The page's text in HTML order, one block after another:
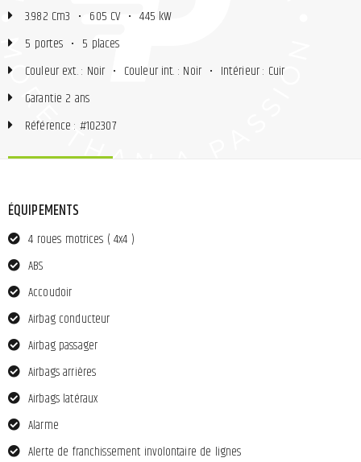
3.982 Cm3 • 605 CV • 445 kW
5 portes • 5 places
Couleur ext. : Noir • Couleur int. : Noir • Intérieur : Cuir
Garantie 2 ans
Référence : #102307
ÉQUIPEMENTS
4 roues motrices ( 4x4 )
ABS
Accoudoir
Airbag conducteur
Airbag passager
Airbags arrières
Airbags latéraux
Alarme
Alerte de franchissement involontaire de lignes